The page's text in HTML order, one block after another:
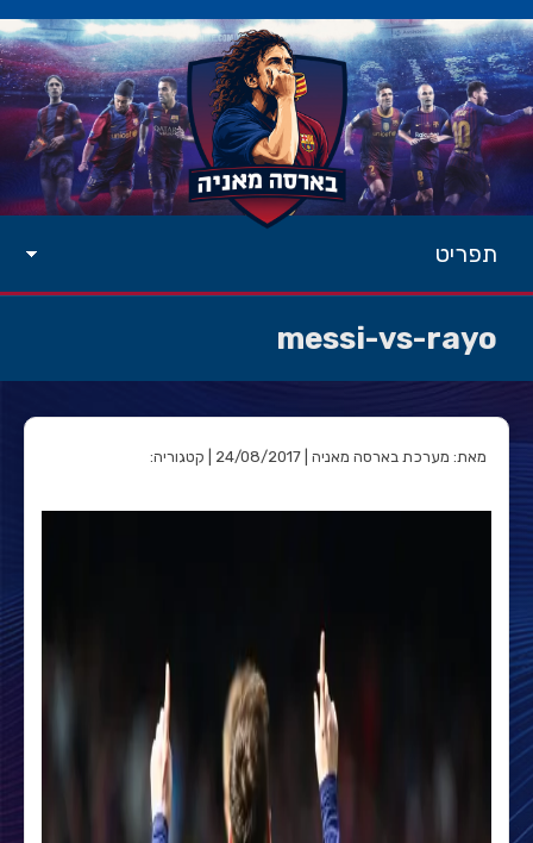
תפריט
messi-vs-rayo
מאת: מערכת בארסה מאניה | 24/08/2017 | קטגוריה: